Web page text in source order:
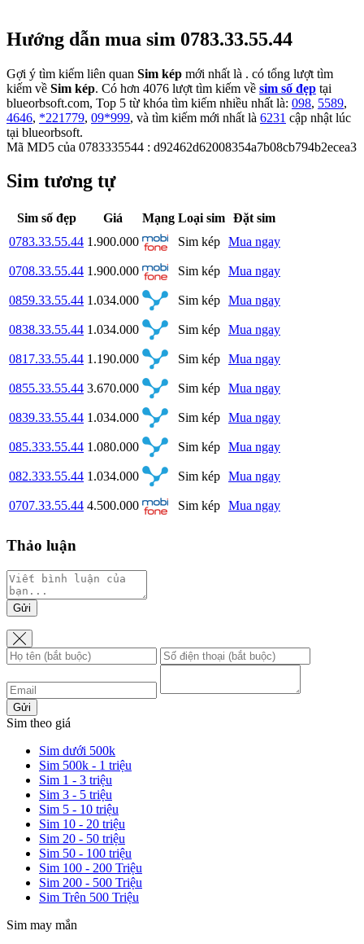
Hướng dẫn mua sim 0783.33.55.44
Gợi ý tìm kiếm liên quan Sim kép mới nhất là . có tổng lượt tìm
kiếm về Sim kép. Có hơn 4076 lượt tìm kiếm về sim số đẹp tại
blueorbsoft.com, Top 5 từ khóa tìm kiếm nhiều nhất là: 098, 5589,
4646, *221779, 09*999, và tìm kiếm mới nhất là 6231 cập nhật lúc
tại blueorbsoft.
Mã MD5 của 0783335544 : d92462d62008354a7b08cb794b2ecea3
Sim tương tự
Sim số đẹp Giá Mạng Loại sim Đặt sim
0783.33.55.44 1.900.000 Sim kép Mua ngay
0708.33.55.44 1.900.000 Sim kép Mua ngay
0859.33.55.44 1.034.000 Sim kép Mua ngay
0838.33.55.44 1.034.000 Sim kép Mua ngay
0817.33.55.44 1.190.000 Sim kép Mua ngay
0855.33.55.44 3.670.000 Sim kép Mua ngay
0839.33.55.44 1.034.000 Sim kép Mua ngay
085.333.55.44 1.080.000 Sim kép Mua ngay
082.333.55.44 1.034.000 Sim kép Mua ngay
0707.33.55.44 4.500.000 Sim kép Mua ngay
Thảo luận
Gửi
Gửi
Sim theo giá
Sim dưới 500k
Sim 500k - 1 triệu
Sim 1 - 3 triệu
Sim 3 - 5 triệu
Sim 5 - 10 triệu
Sim 10 - 20 triệu
Sim 20 - 50 triệu
Sim 50 - 100 triệu
Sim 100 - 200 Triệu
Sim 200 - 500 Triệu
Sim Trên 500 Triệu
Sim may mắn